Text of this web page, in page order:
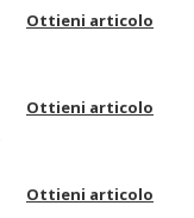
Ottieni articolo
Ottieni articolo
Ottieni articolo